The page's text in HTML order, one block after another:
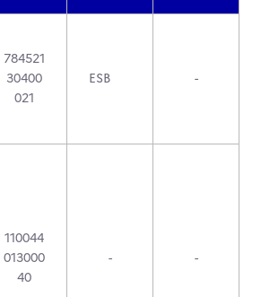
784521
30400
021
ESB -
110044
013000
40
- -